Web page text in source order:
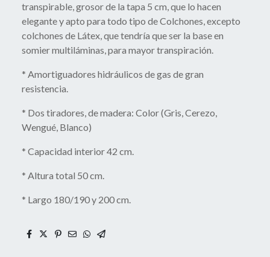
transpirable, grosor de la tapa 5 cm, que lo hacen
elegante y apto para todo tipo de Colchones, excepto
colchones de Látex, que tendría que ser la base en
somier multiláminas, para mayor transpiración.
* Amortiguadores hidráulicos de gas de gran
resistencia.
* Dos tiradores, de madera: Color (Gris, Cerezo,
Wengué, Blanco)
* Capacidad interior 42 cm.
* Altura total 50 cm.
* Largo 180/190 y 200 cm.